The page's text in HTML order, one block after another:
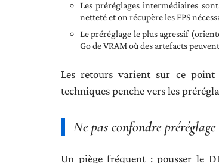
Les préréglages intermédiaires
netteté et on récupère les FPS
Le préréglage le plus agressif
Go de VRAM où des artefacts
Les retours varient sur ce point
techniques penche vers les
Ne pas confondre
Un piège fréquent : pousser le